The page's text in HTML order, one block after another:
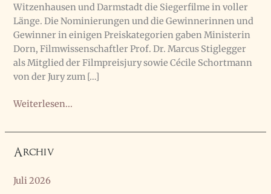
Witzenhausen und Darmstadt die Siegerfilme in voller
Länge. Die Nominierungen und die Gewinnerinnen und
Gewinner in einigen Preiskategorien gaben Ministerin
Dorn, Filmwissenschaftler Prof. Dr. Marcus Stiglegger
als Mitglied der Filmpreisjury sowie Cécile Schortmann
von der Jury zum […]
Pressekonferenz
Hessischen
Filmpreis
2023
Weiterlesen...
Archiv
Juli 2026